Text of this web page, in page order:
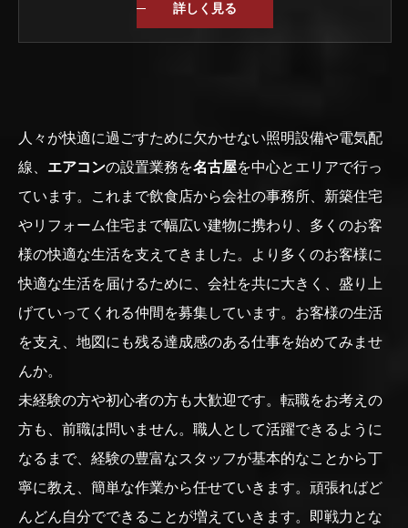
詳しく見る
人々が快適に過ごすために欠かせない照明設備や電気配
線、 エアコンの設置業務を名古屋を中心とエリアで行っ
ています。これまで飲食店から会社の事務所、新築住宅
やリフォーム住宅まで幅広い建物に携わり、多くのお客
様の快適な生活を支えてきました。より多くのお客様に
快適な生活を届けるために、会社を共に大きく、盛り上
げていってくれる仲間を募集しています。お客様の生活
を支え、地図にも残る達成感のある仕事を始めてみませ
んか。
未経験の方や初心者の方も大歓迎です。転職をお考えの
方も、前職は問いません。職人として活躍できるように
なるまで、経験の豊富なスタッフが基本的なことから丁
寧に教え、簡単な作業から任せていきます。頑張ればど
んどん自分でできることが増えていきます。即戦力とな